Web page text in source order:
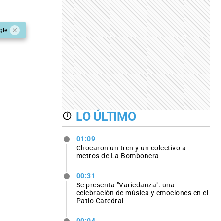
LO ÚLTIMO
01:09
Chocaron un tren y un colectivo a
metros de La Bombonera
00:31
Se presenta "Variedanza": una
celebración de música y emociones en el
Patio Catedral